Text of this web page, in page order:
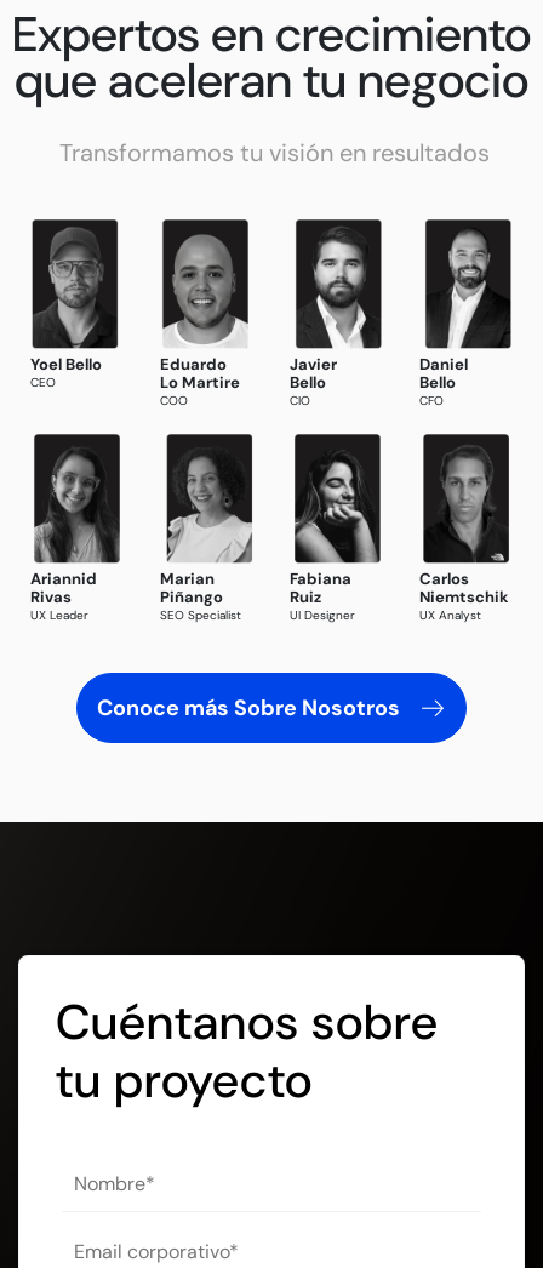
Expertos en crecimiento
que aceleran tu negocio
Transformamos tu visión en resultados
Yoel Bello
CEO
Eduardo
Lo Martire
COO
Javier
Bello
CIO
Daniel
Bello
CFO
Ariannid
Rivas
UX Leader
Marian
Piñango
SEO Specialist
Fabiana
Ruiz
UI Designer
Carlos
Niemtschik
UX Analyst
Conoce más Sobre Nosotros
Cuéntanos sobre
tu proyecto